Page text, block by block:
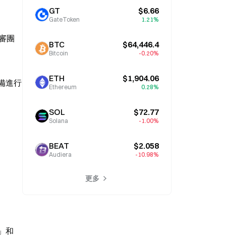
團
進行
和
GT
GateToken
$6.66
1.21%
BTC
Bitcoin
$64,446.4
-0.20%
ETH
Ethereum
$1,904.06
0.28%
SOL
Solana
$72.77
-1.00%
BEAT
Audiera
$2.058
-10.98%
更多